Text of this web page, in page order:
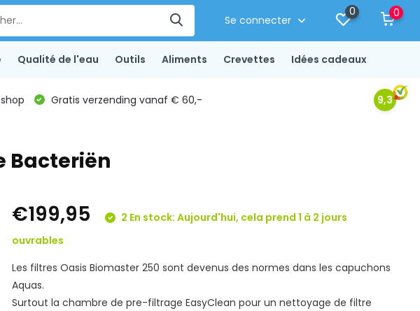
Se connecter
0 0
Qualité de l'eau Outils Aliments Crevettes Idées cadeaux
Gratis verzending vanaf € 60,- 9,3
Bacteriën
€199,95
2 En stock: Aujourd'hui, cela prend 1 à 2 jours
ouvrables
Les filtres Oasis Biomaster 250 sont devenus des normes dans les capuchons
Aquas.
Surtout la chambre de pre-filtrage EasyClean pour un nettoyage de filtre